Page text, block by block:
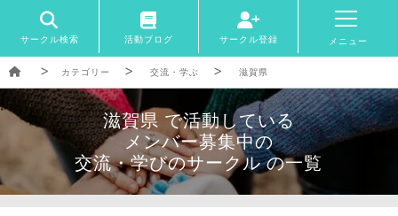
サークル検索 活動ブログ サークル登録 メニュー
カテゴリー 交流・学ぶ 滋賀県
滋賀県 で活動している
メンバー募集中の
交流・学びのサークル の一覧